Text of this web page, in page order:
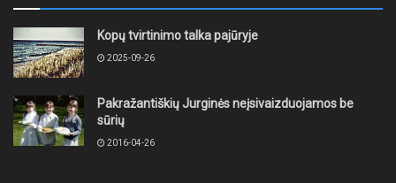
Kopų tvirtinimo talka pajūryje
2025-09-26
Pakražantiškių Jurginės neįsivaizduojamos be
sūrių
2016-04-26